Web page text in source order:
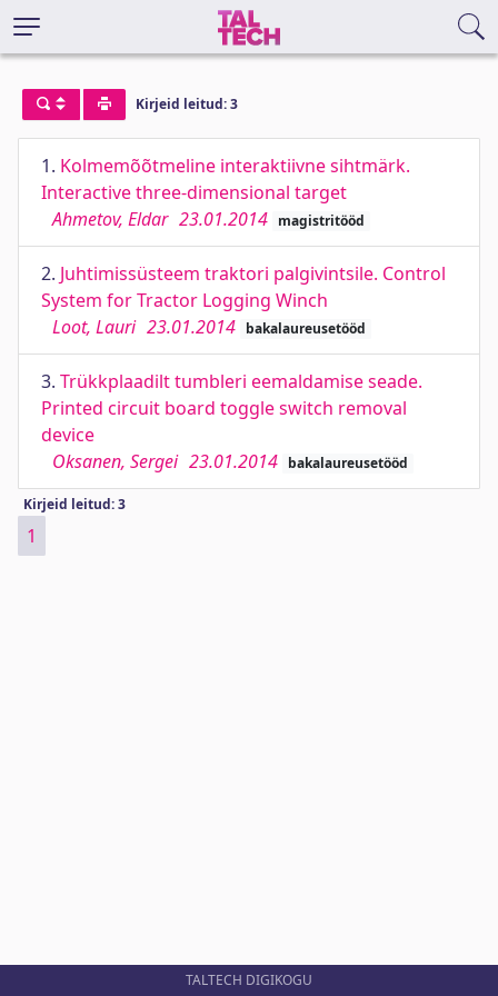
Kirjeid leitud: 3
1. Kolmemõõtmeline interaktiivne sihtmärk.
Interactive three-dimensional target
Ahmetov, Eldar 23.01.2014 magistritööd
2. Juhtimissüsteem traktori palgivintsile. Control
System for Tractor Logging Winch
Loot, Lauri 23.01.2014 bakalaureusetööd
3. Trükkplaadilt tumbleri eemaldamise seade.
Printed circuit board toggle switch removal
device
Oksanen, Sergei 23.01.2014 bakalaureusetööd
Kirjeid leitud: 3
1
TALTECH DIGIKOGU